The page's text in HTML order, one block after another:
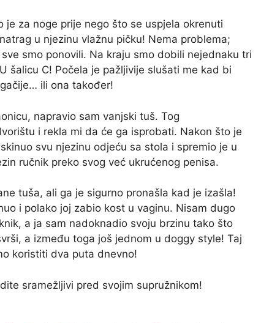
je za noge prije nego što se uspjela okrenuti
u njezinu vlažnu pičku! Nema problema;
smo ponovili. Na kraju smo dobili nejednaku tri
šalicu C! Počela je pažljivije slušati me kad bi
ili ona također!
napravio sam vanjski tuš. Tog
i rekla mi da će ga isprobati. Nakon što je
svu njezinu odjeću sa stola i spremio je u
ručnik preko svog već ukrućenog penisa.
tuša, ali ga je sigurno pronašla kad je izašla!
i polako joj zabio kost u vaginu. Nisam dugo
a ja sam nadoknadio svoju brzinu tako što
a između toga još jednom u doggy style! Taj
koristiti dva puta dnevno!
sramežljivi pred svojim supružnikom!